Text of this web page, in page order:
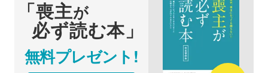
「喪主が
必ず読む本」
無料プレゼント!